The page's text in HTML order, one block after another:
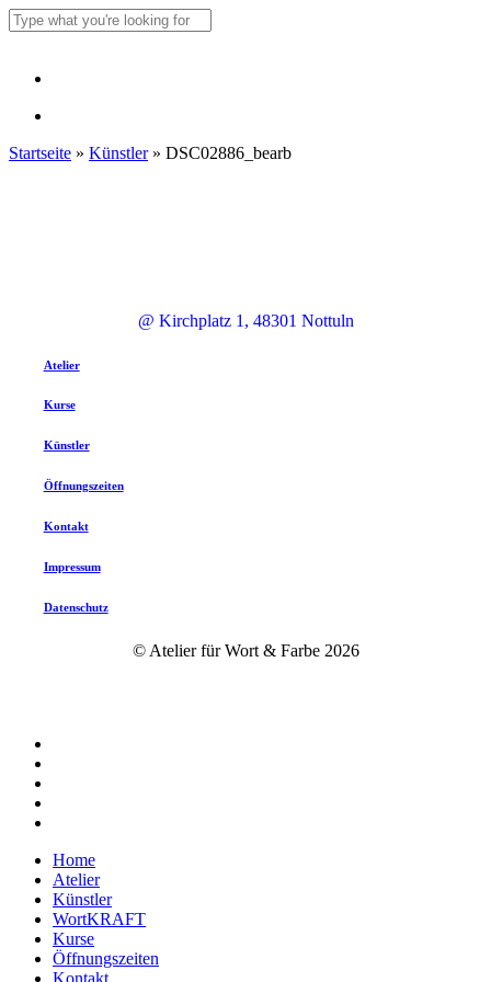
Skip
to
content
Menu
Startseite » Künstler» DSC02886_bearb
@ Kirchplatz 1, 48301 Nottuln
Atelier
Kurse
Künstler
Öffnungszeiten
Kontakt
Impressum
Datenschutz
© Atelier für Wort & Farbe 2026
Close
Menu
Home
Atelier
Künstler
WortKRAFT
Kurse
Öffnungszeiten
Kontakt